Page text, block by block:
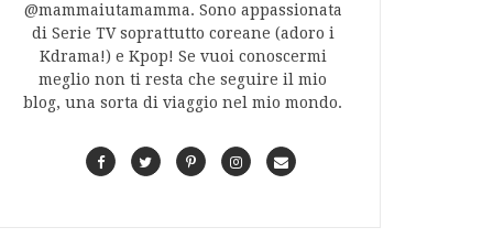
@mammaiutamamma. Sono appassionata
di Serie TV soprattutto coreane (adoro i
Kdrama!) e Kpop! Se vuoi conoscermi
meglio non ti resta che seguire il mio
blog, una sorta di viaggio nel mio mondo.
F
T
P
I
C